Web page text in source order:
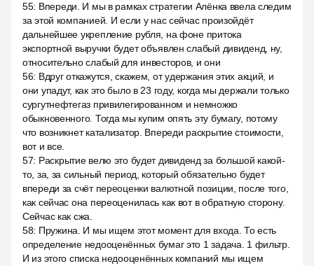
55: Впереди. И мы в рамках стратегии Алёнка ввела следим
за этой компанией. И если у нас сейчас произойдёт
дальнейшее укрепление рубля, на фоне притока
экспортной выручки будет объявлен слабый дивиденд, ну,
относительно слабый для инвесторов, и они
56: Вдруг откажутся, скажем, от удержания этих акций, и
они упадут, как это было в 23 году, когда мы держали только
сургутнефтегаз привилегированном и немножко
обыкновенного. Тогда мы купим опять эту бумагу, потому
что возникнет катализатор. Впереди раскрытие стоимости,
вот и все.
57: Раскрытие велю это будет дивиденд за большой какой-
то, за, за сильный период, который обязательно будет
впереди за счёт переоценки валютной позиции, после того,
как сейчас она переоценилась как вот в обратную сторону.
Сейчас как сжа.
58: Пружина. И мы ищем этот момент для входа. То есть
определение недооценённых бумаг это 1 задача. 1 фильтр.
И из этого списка недооценённых компаний мы ищем